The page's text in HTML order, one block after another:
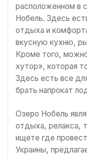
расположенном в
Нобель. Здесь
отдыха и
вкусную кухню,
Кроме того,
хутор», которая
Здесь есть все
брать напрокат
Озеро Нобель
отдыха, релакса,
ищете где
Украины,